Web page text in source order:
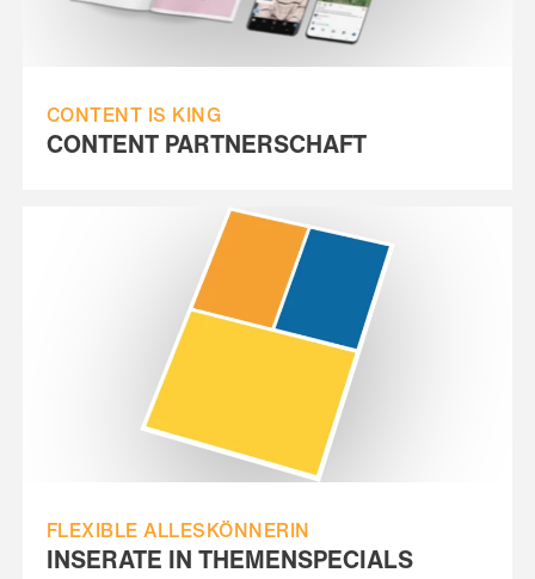
CONTENT IS KING
CONTENT PARTNERSCHAFT
FLEXIBLE ALLESKÖNNERIN
INSERATE IN THEMENSPECIALS